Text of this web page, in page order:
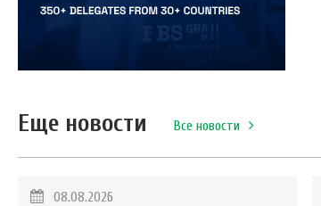
Еще новости Все новости
08.08.2026